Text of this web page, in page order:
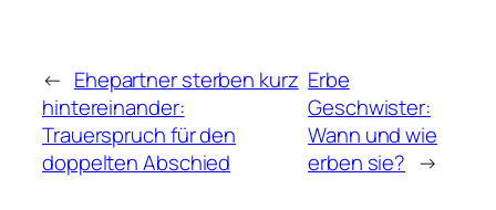
← Ehepartner sterben kurz
hintereinander:
Trauerspruch für den
doppelten Abschied
Erbe
Geschwister:
Wann und wie
erben sie? →